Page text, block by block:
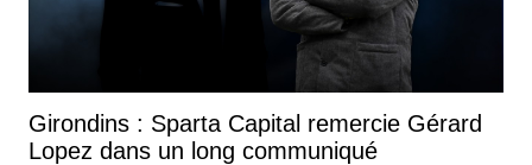
Girondins : Sparta Capital remercie Gérard
Lopez dans un long communiqué